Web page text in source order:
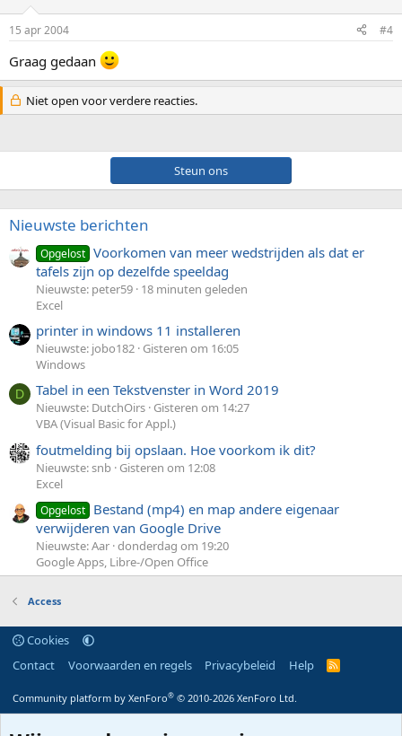
15 apr 2004 #4
Graag gedaan
Niet open voor verdere reacties.
Steun ons
Nieuwste berichten
Opgelost Voorkomen van meer wedstrijden als dat er
tafels zijn op dezelfde speeldag
Nieuwste: peter59 18 minuten geleden
Excel
printer in windows 11 installeren
Nieuwste: jobo182 Gisteren om 16:05
Windows
D Tabel in een Tekstvenster in Word 2019
Nieuwste: DutchOirs Gisteren om 14:27
VBA (Visual Basic for Appl.)
foutmelding bij opslaan. Hoe voorkom ik dit?
Nieuwste: snb Gisteren om 12:08
Excel
Opgelost Bestand (mp4) en map andere eigenaar
verwijderen van Google Drive
Nieuwste: Aar donderdag om 19:20
Google Apps, Libre-/Open Office
Access
Cookies
Contact
Voorwaarden en regels Privacybeleid Help
R
Community platform by XenForo® © 2010-2026 XenForo Ltd.